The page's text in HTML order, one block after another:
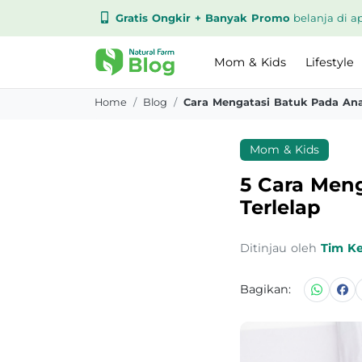
Gratis Ongkir + Banyak Promo belanja di
Mom & Kids Lifestyle
Home Blog Cara Mengatasi Batuk Pada
Mom & Kids
5 Cara
Terlelap
Ditinjau oleh Tim
Bagikan: